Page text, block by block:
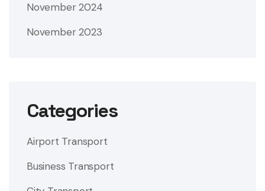
November 2024
November 2023
Categories
Airport Transport
Business Transport